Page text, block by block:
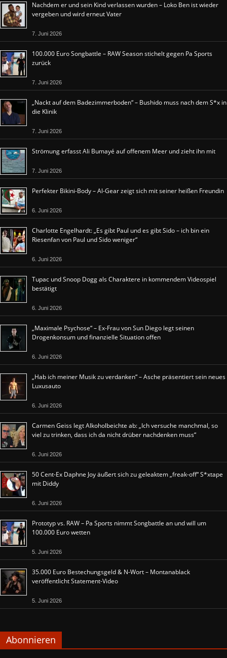
Nachdem er und sein Kind verlassen wurden – Loko Ben ist wieder
vergeben und wird erneut Vater
7. Juni 2026
100.000 Euro Songbattle – RAW Season stichelt gegen Pa Sports
zurück
7. Juni 2026
„Nackt auf dem Badezimmerboden“ – Bushido muss nach dem S*x in
die Klinik
7. Juni 2026
Strömung erfasst Ali Bumayé auf offenem Meer und zieht ihn mit
7. Juni 2026
Perfekter Bikini-Body – Al-Gear zeigt sich mit seiner heißen Freundin
6. Juni 2026
Charlotte Engelhardt: „Es gibt Paul und es gibt Sido – ich bin ein
Riesenfan von Paul und Sido weniger“
6. Juni 2026
Tupac und Snoop Dogg als Charaktere in kommendem Videospiel
bestätigt
6. Juni 2026
„Maximale Psychose“ – Ex-Frau von Sun Diego legt seinen
Drogenkonsum und finanzielle Situation offen
6. Juni 2026
„Hab ich meiner Musik zu verdanken“ – Asche präsentiert sein neues
Luxusauto
6. Juni 2026
Carmen Geiss legt Alkoholbeichte ab: „Ich versuche manchmal, so
viel zu trinken, dass ich da nicht drüber nachdenken muss“
6. Juni 2026
50 Cent-Ex Daphne Joy äußert sich zu geleaktem „freak-off“ S*xtape
mit Diddy
6. Juni 2026
Prototyp vs. RAW – Pa Sports nimmt Songbattle an und will um
100.000 Euro wetten
5. Juni 2026
35.000 Euro Bestechungsgeld & N-Wort – Montanablack
veröffentlicht Statement-Video
5. Juni 2026
Abonnieren